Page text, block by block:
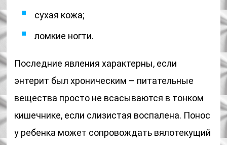
сухая кожа;
ломкие ногти.
Последние явления характерны, если
энтерит был хроническим – питательные
вещества просто не всасываются в тонком
кишечнике, если слизистая воспалена. Понос
у ребенка может сопровождать вялотекущий